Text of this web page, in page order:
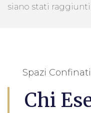
siano stati
Spazi Confinati
Chi